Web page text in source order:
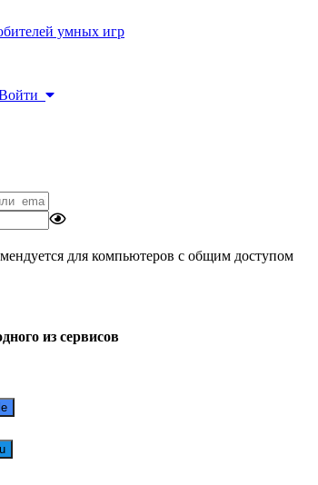
умных игр
для компьютеров с общим доступом
из сервисов